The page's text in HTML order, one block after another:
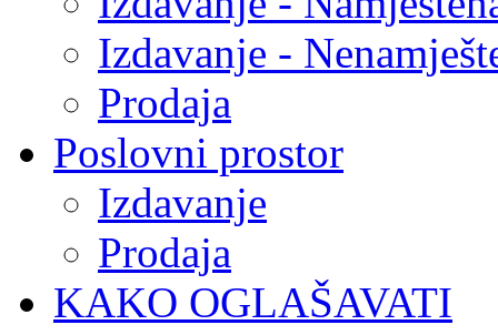
Izdavanje -
Prodaja
Poslovni prostor
Izdavanje
Prodaja
KAKO OGLAŠAVATI